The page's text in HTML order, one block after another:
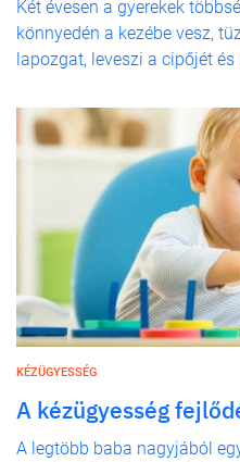
Két évesen a gyerekek
könnyedén a kezébe vesz,
lapozgat, leveszi a cipőjét
KÉZÜGYESSÉG
A kézügyesség
A legtöbb baba nagyjából